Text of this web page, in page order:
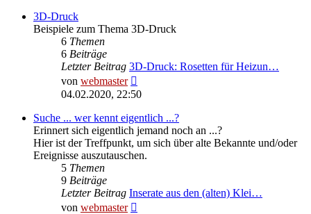
3D-Druck
Beispiele zum Thema 3D-Druck
6 Themen
6 Beiträge
Letzter Beitrag 3D-Druck: Rosetten für Heizun…
von webmaster
Beitrag
04.02.2020, 22:50
Suche ... wer kennt eigentlich ...?
Erinnert sich eigentlich jemand noch an ...?
Hier ist der Treffpunkt, um sich über alte Bekannte und/oder
Ereignisse auszutauschen.
5 Themen
9 Beiträge
Letzter Beitrag Inserate aus den (alten) Klei…
von webmaster